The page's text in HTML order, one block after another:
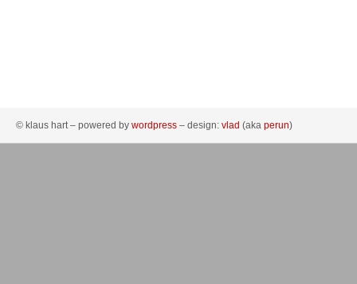
© klaus hart – powered by wordpress – design: vlad (aka perun)